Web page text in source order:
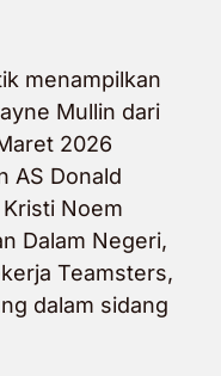
menampilkan
Mullin dari
2026
AS Donald
Noem
Dalam Negeri,
Teamsters,
dalam sidang